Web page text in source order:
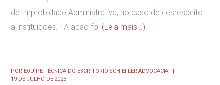
de Improbidade Administrativa, no caso de desrespeito
a instituições. A ação foi (Leia mais...)
POR EQUIPE TÉCNICA DO ESCRITÓRIO SCHIEFLER ADVOCACIA
19 DE JULHO DE 2023